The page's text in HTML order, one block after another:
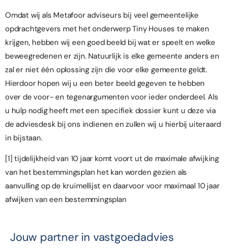
Omdat wij als Metafoor adviseurs bij veel gemeentelijke
opdrachtgevers met het onderwerp Tiny Houses te maken
krijgen, hebben wij een goed beeld bij wat er speelt en welke
beweegredenen er zijn. Natuurlijk is elke gemeente anders en
zal er niet één oplossing zijn die voor elke gemeente geldt.
Hierdoor hopen wij u een beter beeld gegeven te hebben
over de voor- en tegenargumenten voor ieder onderdeel. Als
u hulp nodig heeft met een specifiek dossier kunt u deze via
de adviesdesk bij ons indienen en zullen wij u hierbij uiteraard
in bijstaan.
[1] tijdelijkheid van 10 jaar komt voort ut de maximale afwijking
van het bestemmingsplan het kan worden gezien als
aanvulling op de kruimellijst en daarvoor voor maximaal 10 jaar
afwijken van een bestemmingsplan
Jouw partner in vastgoedadvies